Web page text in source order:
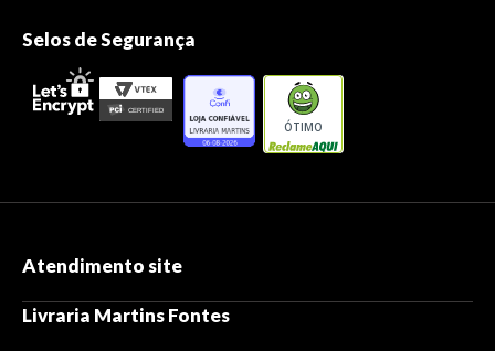
Selos de Segurança
ÓTIMO
Atendimento site
Livraria Martins Fontes